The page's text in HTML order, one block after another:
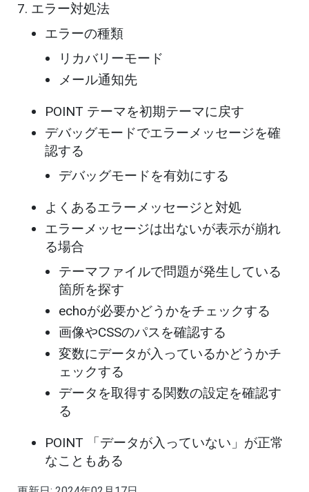
エラー対処法
エラーの種類
リカバリーモード
メール通知先
POINT テーマを初期テーマに戻す
デバッグモードでエラーメッセージを確
認する
デバッグモードを有効にする
よくあるエラーメッセージと対処
エラーメッセージは出ないが表示が崩れ
る場合
テーマファイルで問題が発生している
箇所を探す
echoが必要かどうかをチェックする
画像やCSSのパスを確認する
変数にデータが入っているかどうかチ
ェックする
データを取得する関数の設定を確認す
る
POINT 「データが入っていない」が正常
なこともある